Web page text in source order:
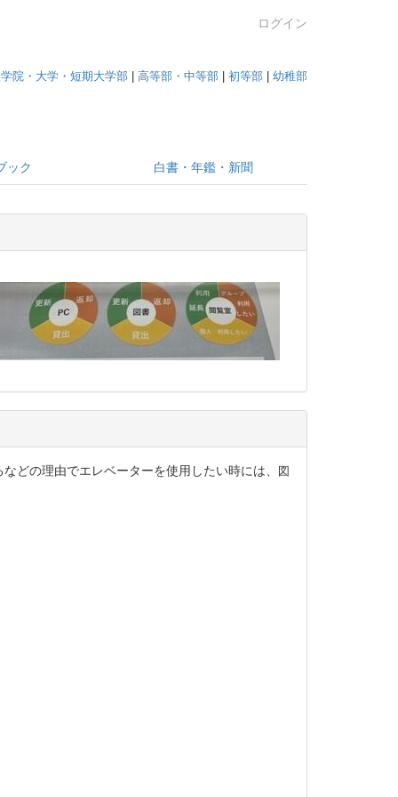
ログイン
院・大学・短期大学部 | 高等部・中等部 | 初等部 | 幼稚部
ック 白書・年鑑・新聞
どの理由でエレベーターを使用したい時には、 図